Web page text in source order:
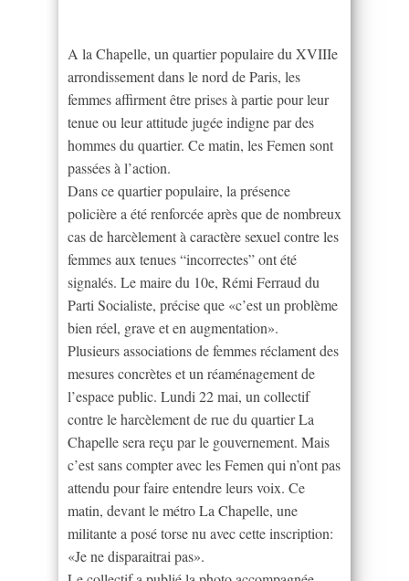
A la Chapelle, un quartier populaire du XVIIIe
arrondissement dans le nord de Paris, les
femmes affirment être prises à partie pour leur
tenue ou leur attitude jugée indigne par des
hommes du quartier. Ce matin, les Femen sont
passées à l’action.
Dans ce quartier populaire, la présence
policière a été renforcée après que de nombreux
cas de harcèlement à caractère sexuel contre les
femmes aux tenues “incorrectes” ont été
signalés. Le maire du 10e, Rémi Ferraud du
Parti Socialiste, précise que «c’est un problème
bien réel, grave et en augmentation».
Plusieurs associations de femmes réclament des
mesures concrètes et un réaménagement de
l’espace public. Lundi 22 mai, un collectif
contre le harcèlement de rue du quartier La
Chapelle sera reçu par le gouvernement. Mais
c’est sans compter avec les Femen qui n’ont pas
attendu pour faire entendre leurs voix. Ce
matin, devant le métro La Chapelle, une
militante a posé torse nu avec cette inscription:
«Je ne disparaitrai pas».